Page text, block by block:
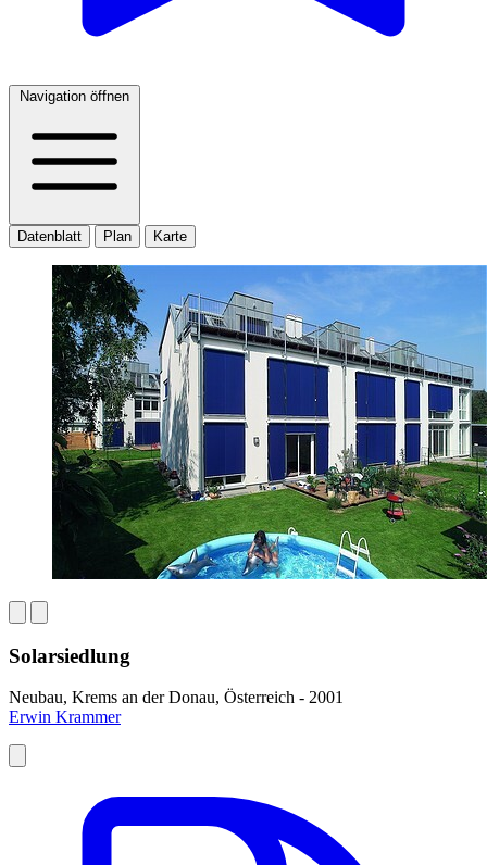
Navigation öffnen
Datenblatt Plan Karte
Solarsiedlung
Neubau, Krems an der Donau, Österreich - 2001
Erwin Krammer